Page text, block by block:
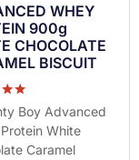
WHEY
900g
CHOCOLATE
BISCUIT
saBoy Advanced
White
Caramel